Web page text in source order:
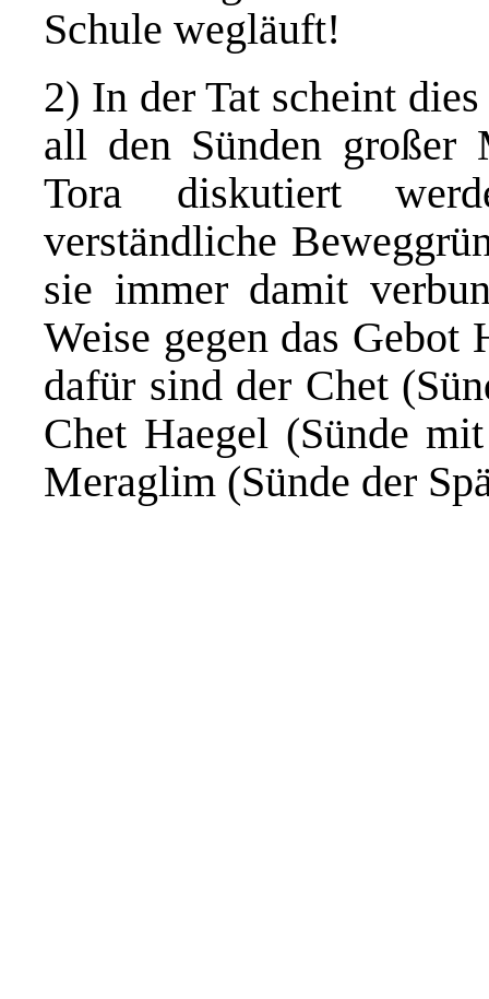
Schule wegläuft!
2) In der Tat scheint
all den Sünden großer
Tora diskutiert
verständliche
sie immer damit
Weise gegen das Gebot
dafür sind der Chet
Chet Haegel (Sünde
Meraglim (Sünde der